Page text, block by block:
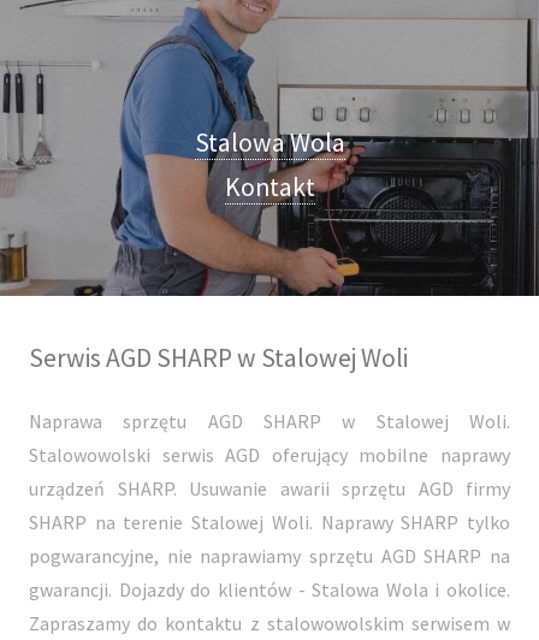
Stalowa Wola
Kontakt
Serwis AGD SHARP w Stalowej Woli
Naprawa sprzętu AGD SHARP w Stalowej Woli.
Stalowowolski serwis AGD oferujący mobilne naprawy
urządzeń SHARP. Usuwanie awarii sprzętu AGD firmy
SHARP na terenie Stalowej Woli. Naprawy SHARP tylko
pogwarancyjne, nie naprawiamy sprzętu AGD SHARP na
gwarancji. Dojazdy do klientów - Stalowa Wola i okolice.
Zapraszamy do kontaktu z stalowowolskim serwisem w